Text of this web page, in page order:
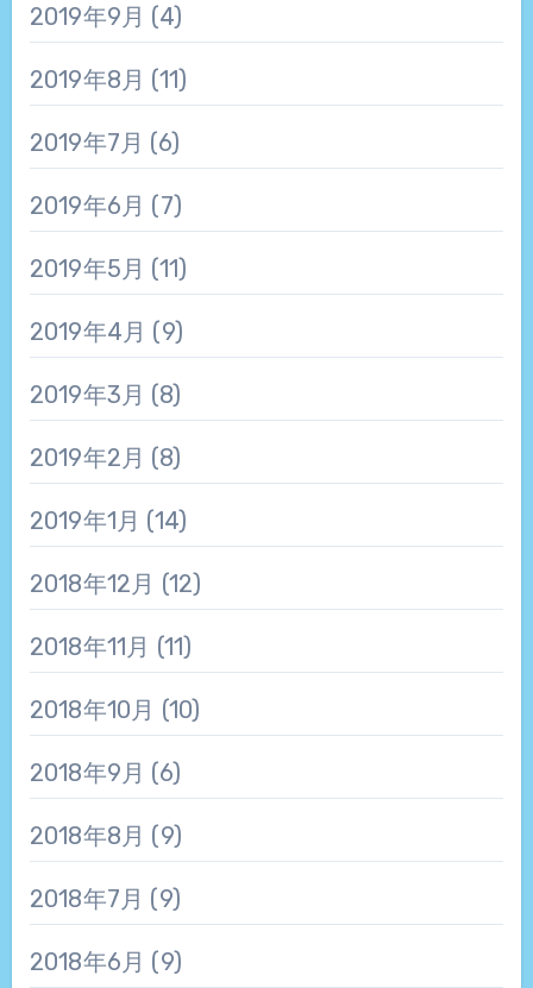
2019年9月 (4)
2019年8月 (11)
2019年7月 (6)
2019年6月 (7)
2019年5月 (11)
2019年4月 (9)
2019年3月 (8)
2019年2月 (8)
2019年1月 (14)
2018年12月 (12)
2018年11月 (11)
2018年10月 (10)
2018年9月 (6)
2018年8月 (9)
2018年7月 (9)
2018年6月 (9)